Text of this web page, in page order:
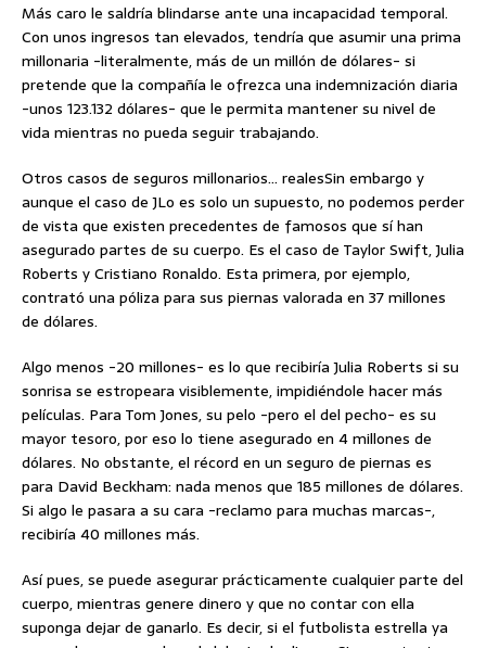
Más caro le saldría blindarse ante una incapacidad temporal.
Con unos ingresos tan elevados, tendría que asumir una prima
millonaria -literalmente, más de un millón de dólares- si
pretende que la compañía le ofrezca una indemnización diaria
-unos 123.132 dólares- que le permita mantener su nivel de
vida mientras no pueda seguir trabajando.
Otros casos de seguros millonarios… realesSin embargo y
aunque el caso de JLo es solo un supuesto, no podemos perder
de vista que existen precedentes de famosos que sí han
asegurado partes de su cuerpo. Es el caso de Taylor Swift, Julia
Roberts y Cristiano Ronaldo. Esta primera, por ejemplo,
contrató una póliza para sus piernas valorada en 37 millones
de dólares.
Algo menos -20 millones- es lo que recibiría Julia Roberts si su
sonrisa se estropeara visiblemente, impidiéndole hacer más
películas. Para Tom Jones, su pelo -pero el del pecho- es su
mayor tesoro, por eso lo tiene asegurado en 4 millones de
dólares. No obstante, el récord en un seguro de piernas es
para David Beckham: nada menos que 185 millones de dólares.
Si algo le pasara a su cara -reclamo para muchas marcas-,
recibiría 40 millones más.
Así pues, se puede asegurar prácticamente cualquier parte del
cuerpo, mientras genere dinero y que no contar con ella
suponga dejar de ganarlo. Es decir, si el futbolista estrella ya